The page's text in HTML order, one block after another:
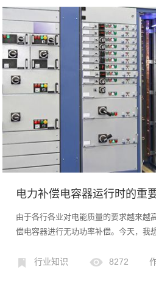
电力补偿电容器运行时的重
由于各行各业对电能质量的要求越来越
偿电容器进行无功功率补偿。今天，我
个“数据指标”：运行电流、运行电压、
行中，电力补偿电容器的额定电流应小
行业知识 8272